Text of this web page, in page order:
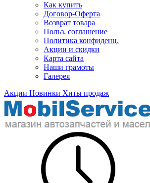
Как купить
Договор-Оферта
Возврат товара
Польз. соглашение
Политика конфиденц.
Акции и скидки
Карта сайта
Наши грамоты
Галерея
Акции Новинки Хиты продаж